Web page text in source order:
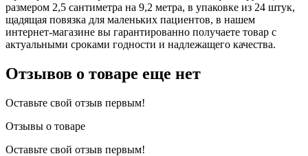
размером 2,5 сантиметра на 9,2 метра, в упаковке из 24 штук,
щадящая повязка для маленьких пациентов, в нашем
интернет-магазине вы гарантированно получаете товар с
актуальными сроками годности и надлежащего качества.
Отзывов о товаре еще нет
Оставьте свой отзыв первым!
Отзывы о товаре
Оставьте свой отзыв первым!